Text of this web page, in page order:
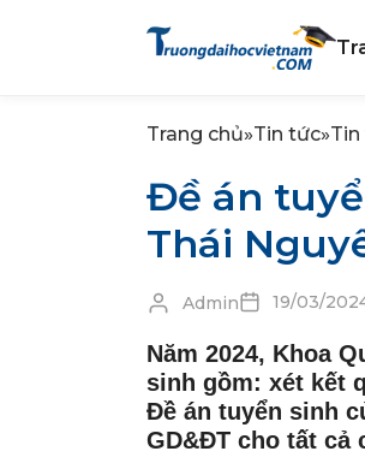
Trang chủ»Tin tức»Tin
Đề án
Thái
Admin 19/03/
Năm 2024, Khoa
sinh gồm: xét kết
Đề án tuyển sinh
GD&ĐT cho tất cả